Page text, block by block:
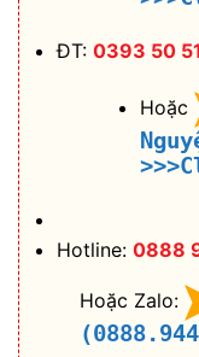
ĐT: 0393 50
Hoặc
Hotline: 0888
Hoặc Zalo: